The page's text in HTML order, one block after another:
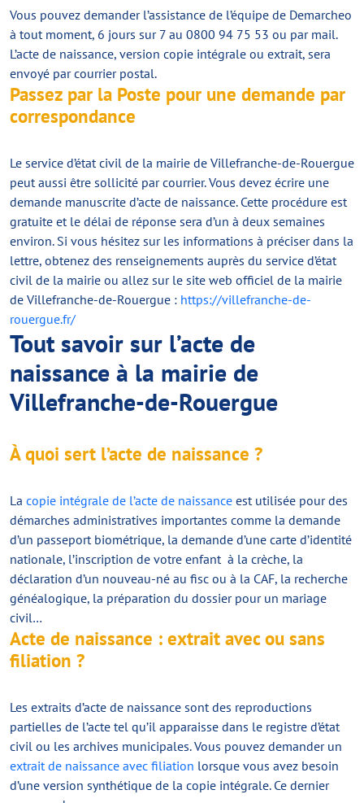
Vous pouvez demander l’assistance de l’équipe de Demarcheo
à tout moment, 6 jours sur 7 au 0800 94 75 53 ou par mail.
L’acte de naissance, version copie intégrale ou extrait, sera
envoyé par courrier postal.
Passez par la Poste pour une demande par
correspondance
Le service d’état civil de la mairie de Villefranche-de-Rouergue
peut aussi être sollicité par courrier. Vous devez écrire une
demande manuscrite d’acte de naissance. Cette procédure est
gratuite et le délai de réponse sera d’un à deux semaines
environ. Si vous hésitez sur les informations à préciser dans la
lettre, obtenez des renseignements auprès du service d’état
civil de la mairie ou allez sur le site web officiel de la mairie
de Villefranche-de-Rouergue : https://villefranche-de-
rouergue.fr/
Tout savoir sur l’acte de
naissance à la mairie de
Villefranche-de-Rouergue
À quoi sert l’acte de naissance ?
La copie intégrale de l’acte de naissance est utilisée pour des
démarches administratives importantes comme la demande
d’un passeport biométrique, la demande d’une carte d’identité
nationale, l’inscription de votre enfant à la crèche, la
déclaration d’un nouveau-né au fisc ou à la CAF, la recherche
généalogique, la préparation du dossier pour un mariage
civil…
Acte de naissance : extrait avec ou sans
filiation ?
Les extraits d’acte de naissance sont des reproductions
partielles de l’acte tel qu’il apparaisse dans le registre d’état
civil ou les archives municipales. Vous pouvez demander un
extrait de naissance avec filiation lorsque vous avez besoin
d’une version synthétique de la copie intégrale. Ce dernier